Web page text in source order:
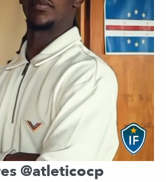
@atleticocp